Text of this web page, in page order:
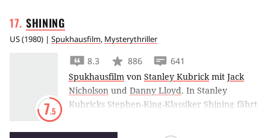
SHINING
US(1980) | Spukhausfilm, Mysterythriller
7.5
8.3 886
641
Spukhausfilm von Stanley Kubrickmit Jack
Nicholson und Danny Lloyd. In Stanley
Kubricks Stephen-King-Klassiker Shining fährt
Hausmeister in ein einsames Hotel. Dort